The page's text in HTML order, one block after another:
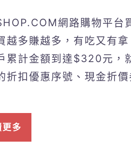
網路購物平台
越多賺越多，有吃又有
累計金額到達$320元，
折扣優惠序號、現金折
更多